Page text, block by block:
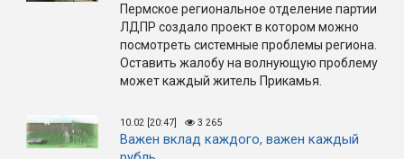
Пермское региональное отделение партии
ЛДПР создало проект в котором можно
посмотреть системные проблемы региона.
Оставить жалобу на волнующую проблему
может каждый житель Прикамья.
10.02 [20:47] 3 265
Важен вклад каждого, важен каждый